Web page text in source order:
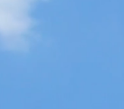
コメントを追加…